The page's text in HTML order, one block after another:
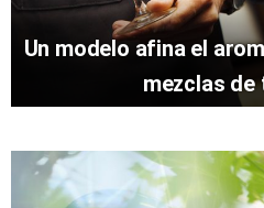
Un modelo afina el
mezclas de